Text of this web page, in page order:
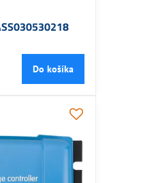
Do košíka